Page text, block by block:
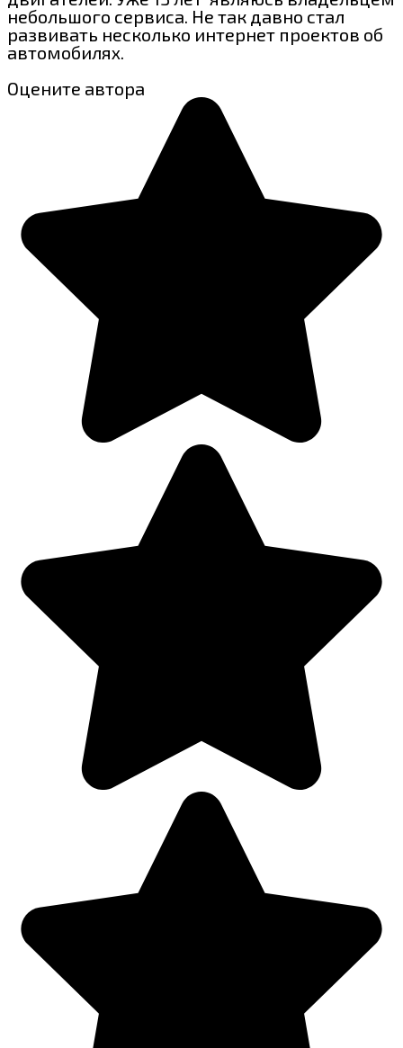
небольшого сервиса. Не так давно стал
развивать несколько интернет проектов об
автомобилях.
Оцените автора